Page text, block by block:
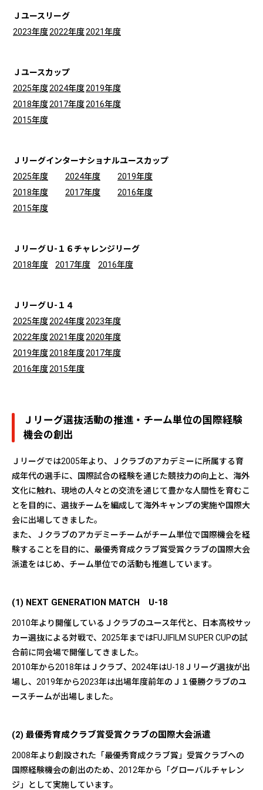
Ｊユースリーグ
2023年度2022年度2021年度
Ｊユースカップ
2025年度2024年度2019年度
2018年度2017年度2016年度
2015年度
Ｊリーグインターナショナルユースカップ
2025年度
2024年度
2019年度
2018年度
2017年度
2016年度
2015年度
ＪリーグＵ-１６チャレンジリーグ
2018年度
2017年度 2016年度
ＪリーグＵ-１４
2025年度2024年度2023年度
2022年度2021年度2020年度
2019年度2018年度2017年度
2016年度2015年度
Ｊリーグ選抜活動の推進・チーム単位の国際経験
機会の創出
Ｊリーグでは2005年より、Ｊクラブのアカデミーに所属する育
成年代の選手に、国際試合の経験を通じた競技力の向上と、海外
文化に触れ、現地の人々との交流を通じて豊かな人間性を育むこ
とを目的に、選抜チームを編成して海外キャンプの実施や国際大
会に出場してきました。
また、Ｊクラブのアカデミーチームがチーム単位で国際機会を経
験することを目的に、最優秀育成クラブ賞受賞クラブの国際大会
派遣をはじめ、チーム単位での活動も推進しています。
(1) NEXT GENERATION MATCH U-18
2010年より開催しているＪクラブのユース年代と、日本高校サッ
カー選抜による対戦で、2025年まではFUJIFILM SUPER CUPの試
合前に同会場で開催してきました。
2010年から2018年はＪクラブ、2024年はU-18Ｊリーグ選抜が出
場し、2019年から2023年は出場年度前年のＪ１優勝クラブのユ
ースチームが出場しました。
(2) 最優秀育成クラブ賞受賞クラブの国際大会派遣
2008年より創設された「最優秀育成クラブ賞」受賞クラブへの
国際経験機会の創出のため、2012年から「グローバルチャレン
ジ」として実施しています。